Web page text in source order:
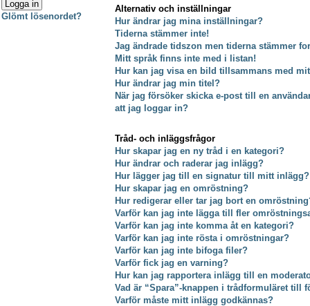
Alternativ och inställningar
Hur ändrar jag mina inställningar?
Tiderna stämmer inte!
Jag ändrade tidszon men tiderna stämmer
Mitt språk finns inte med i listan!
Hur kan jag visa en bild tillsammans med
Hur ändrar jag min titel?
När jag försöker skicka e-post till en
att jag loggar in?
Tråd- och inläggsfrågor
Hur skapar jag en ny tråd i en kategori?
Hur ändrar och raderar jag inlägg?
Hur lägger jag till en signatur till mitt inlägg?
Hur skapar jag en omröstning?
Hur redigerar eller tar jag bort en
Varför kan jag inte lägga till fler
Varför kan jag inte komma åt en kategori?
Varför kan jag inte rösta i omröstningar?
Varför kan jag inte bifoga filer?
Varför fick jag en varning?
Hur kan jag rapportera inlägg till en
Vad är “Spara”-knappen i trådformuläret till
Varför måste mitt inlägg godkännas?
Glömt lösenordet?